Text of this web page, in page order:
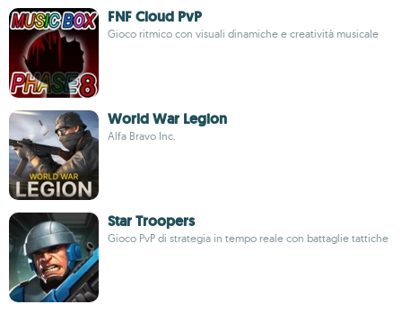
FNF Cloud PvP
Gioco ritmico con visuali dinamiche e creatività musicale
World War Legion
Alfa Bravo Inc.
Star Troopers
Gioco PvP di strategia in tempo reale con battaglie tattiche